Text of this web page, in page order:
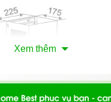
Xem thêm